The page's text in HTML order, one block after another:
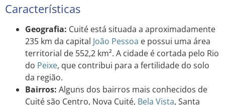
Características
Geografia: Cuité está situada a aproximadamente
235 km da capital João Pessoa e possui uma área
territorial de 552,2 km². A cidade é cortada pelo Rio
do Peixe, que contribui para a fertilidade do solo
da região.
Bairros: Alguns dos bairros mais conhecidos de
Cuité são Centro, Nova Cuité, Bela Vista, Santa